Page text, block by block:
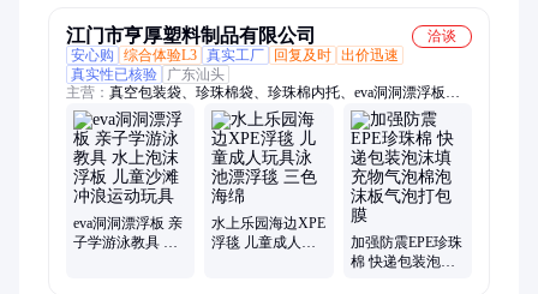
江门市亨厚塑料制品有限公司
洽谈
安心购
综合体验L3 真实工厂 回复及时 出价迅速
真实性已核验
广东汕头
主营： 真空包装袋、珍珠棉袋、珍珠棉内托、eva洞洞漂浮板、
气泡膜、四方袋、缠绕膜、收缩膜、密封袋、EVA泡棉、家具海
绵、保护膜、静电膜、PE平口袋、快递袋、eva护角、铝箔袋、
防静电袋、珠光膜气泡袋、CPE胶袋、胶带、珍珠棉复气泡膜、
珍珠棉复铝箔、钢筋保护套、海绵片
eva洞洞漂浮板 亲
子学游泳教具 水
水上乐园海边XPE
浮毯 儿童成人玩
加强防震EPE珍珠
棉 快递包装泡沫